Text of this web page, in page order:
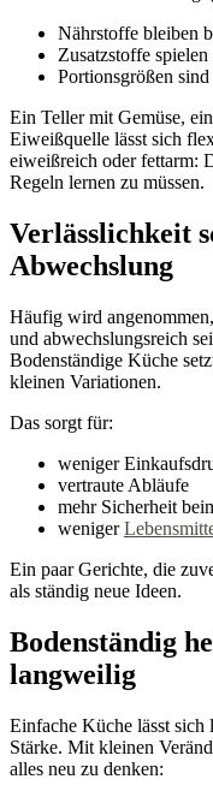
Nährstoffe bleiben
Zusatzstoffe
Portionsgrößen
Ein Teller mit Gemüse,
Eiweißquelle lässt sich
eiweißreich oder fettarm:
Regeln lernen zu müssen.
Verlässlichkeit
Abwechslung
Häufig wird
und abwechslungsreich
Bodenständige Küche
kleinen Variationen.
Das sorgt für:
weniger
vertraute Abläufe
mehr Sicherheit
weniger
Ein paar Gerichte, die
als ständig neue Ideen.
Bodenständig
langweilig
Einfache Küche lässt sich
Stärke. Mit kleinen
alles neu zu denken: